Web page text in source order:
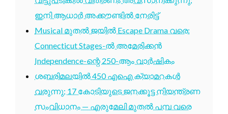
ഇനി ആധാർ അക്കൗണ്ടിൽ നേരിട്ട്
Musical മുതൽ ജയിൽ Escape Drama വരെ:
Connecticut Stages-ൽ അമേരിക്കൻ
Independence-ന്റെ 250-ആം വാർഷികം
ശബരിമലയിൽ 450 എഐ ക്യാമറകൾ
വരുന്നു; 17 കോടിയുടെ ജനക്കൂട്ട നിയന്ത്രണ
സംവിധാനം — എരുമേലി മുതൽ പമ്പ വരെ